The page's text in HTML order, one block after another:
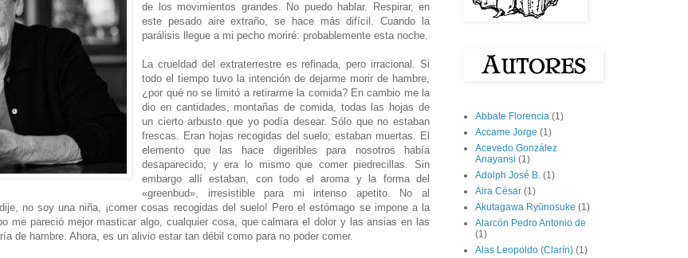
de los movimientos grandes. No puedo hablar. Respirar, en
este pesado aire extraño, se hace más difícil. Cuando la
parálisis llegue a mi pecho moriré: probablemente esta noche.
La crueldad del extraterrestre es refinada, pero irracional. Si
todo el tiempo tuvo la intención de dejarme morir de hambre,
¿por qué no se limitó a retirarme la comida? En cambio me la
dio en cantidades, montañas de comida, todas las hojas de
un cierto arbusto que yo podía desear. Sólo que no estaban
frescas. Eran hojas recogidas del suelo; estaban muertas. El
elemento que las hace digeribles para nosotros había
desaparecido, y era lo mismo que comer piedrecillas. Sin
embargo allí estaban, con todo el aroma y la forma del
«greenbud», irresistible para mi intenso apetito. No al
no soy una niña, ¡comer cosas recogidas del suelo! Pero el estómago se impone a la
me pareció mejor masticar algo, cualquier cosa, que calmara el dolor y las ansias en las
de hambre. Ahora, es un alivio estar tan débil como para no poder comer.
Abbate Florencia (1)
Accame Jorge (1)
Acevedo González
Anayansi (1)
Adolph José B. (1)
Aira César (1)
Akutagawa Ryūnosuke (1)
Alarcón Pedro Antonio de
(1)
Alas Leopoldo (Clarín) (1)